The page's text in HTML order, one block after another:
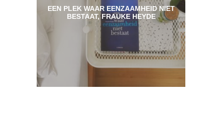
EEN PLEK WAAR EENZAAMHEID NIET
BESTAAT, FRAUKE HEYDE